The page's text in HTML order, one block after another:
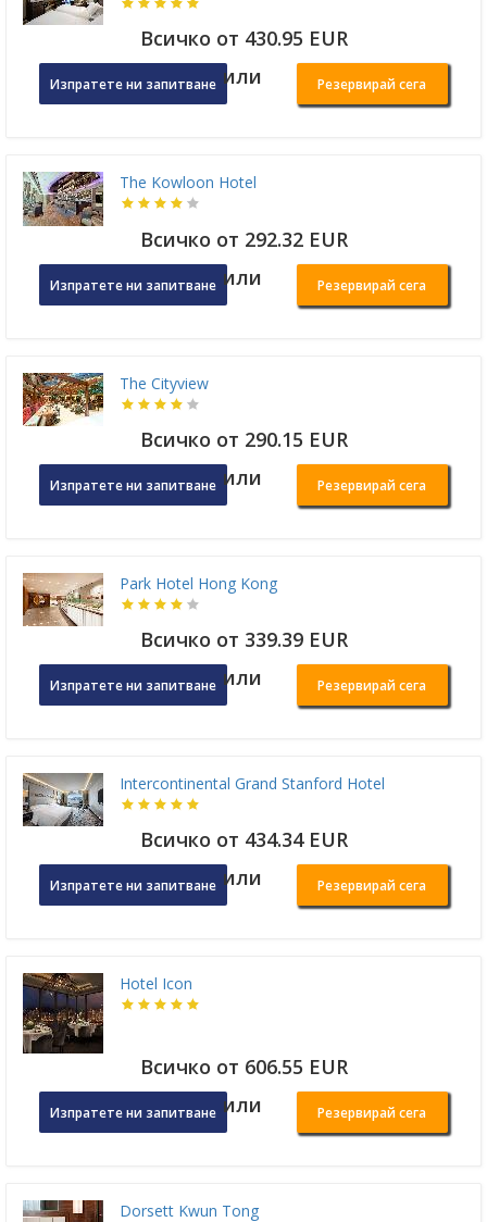
Всичко от 430.95 EUR
Изпратете ни запитване или Резервирай сега
The Kowloon Hotel
Всичко от 292.32 EUR
Изпратете ни запитване или Резервирай сега
The Cityview
Всичко от 290.15 EUR
Изпратете ни запитване или Резервирай сега
Park Hotel Hong Kong
Всичко от 339.39 EUR
Изпратете ни запитване или Резервирай сега
Intercontinental Grand Stanford Hotel
Всичко от 434.34 EUR
Изпратете ни запитване или Резервирай сега
Hotel Icon
Всичко от 606.55 EUR
Изпратете ни запитване или Резервирай сега
Dorsett Kwun Tong